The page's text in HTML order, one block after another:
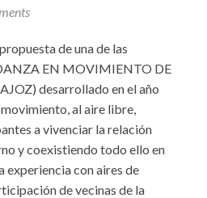
de una de las
EN MOVIMIENTO DE
desarrollado en el año
al aire libre,
a vivenciar la relación
y coexistiendo todo ello en
experiencia con aires de
de vecinas de la